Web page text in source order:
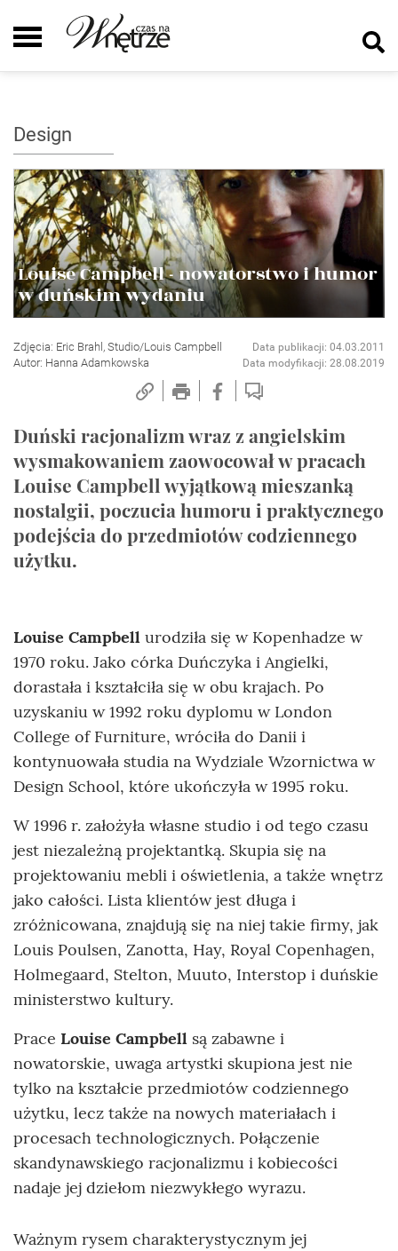
Design
Louise Campbell - nowatorstwo i humor
w duńskim wydaniu
Zdjęcia: Eric Brahl, Studio/Louis Campbell
Autor: Hanna Adamkowska
Data publikacji: 04.03.2011
Data modyfikacji: 28.08.2019
Duński racjonalizm wraz z angielskim
wysmakowaniem zaowocował w pracach
Louise Campbell wyjątkową mieszanką
nostalgii, poczucia humoru i praktycznego
podejścia do przedmiotów codziennego
użytku.
Louise Campbell urodziła się w Kopenhadze w
1970 roku. Jako córka Duńczyka i Angielki,
dorastała i kształciła się w obu krajach. Po
uzyskaniu w 1992 roku dyplomu w London
College of Furniture, wróciła do Danii i
kontynuowała studia na Wydziale Wzornictwa w
Design School, które ukończyła w 1995 roku.
W 1996 r. założyła własne studio i od tego czasu
jest niezależną projektantką. Skupia się na
projektowaniu mebli i oświetlenia, a także wnętrz
jako całości. Lista klientów jest długa i
zróżnicowana, znajdują się na niej takie firmy, jak
Louis Poulsen, Zanotta, Hay, Royal Copenhagen,
Holmegaard, Stelton, Muuto, Interstop i duńskie
ministerstwo kultury.
Prace Louise Campbell są zabawne i
nowatorskie, uwaga artystki skupiona jest nie
tylko na kształcie przedmiotów codziennego
użytku, lecz także na nowych materiałach i
procesach technologicznych. Połączenie
skandynawskiego racjonalizmu i kobiecości
nadaje jej dziełom niezwykłego wyrazu.
Ważnym rysem charakterystycznym jej